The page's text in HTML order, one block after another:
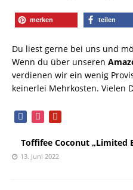
merken teilen
Du liest gerne bei uns und
Wenn du über unseren
verdienen wir ein wenig
keinerlei Mehrkosten. Vielen
facebookinstagram
pinterest
Toffifee Coconut „Limited
13. Juni 2022